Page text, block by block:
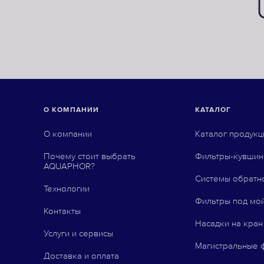
О КОМПАНИИ
О компании
Почему стоит выбрать
AQUAPHOR?
Технологии
Контакты
Услуги и сервисы
Доставка и оплата
КАТАЛОГ
Каталог
Фильтры-
Системы
Фильтры под
Насадки на кран
Магистральные